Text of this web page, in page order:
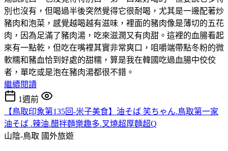
別也沒有，但喝過半後突然覺得它很耐喝，尤其是一邊配著炒
豬肉和泡菜，感覺越喝越有滋味，裡面的豬肉像是薄切的五花
肉，因為足滿了豬肉湯，吃來滋潤又有肉甜。這裡的血腸看起
來有一點乾，但吃在嘴裡其實非常爽口，咀嚼端帶點冬粉的微
軟糯和豬血恰到好處的甜糯，算是我在韓國吃過血腸中佼佼
者，單吃或是泡在豬肉湯都很不錯。
繼續閱讀
1週前
【鳥取印象第135回-米子美食】油そば 笑ちゃん.鳥取第一家
油そば .辣油.醋拌麵樂趣多.叉燒超厚麵超Q
山陰-鳥取 國外旅遊